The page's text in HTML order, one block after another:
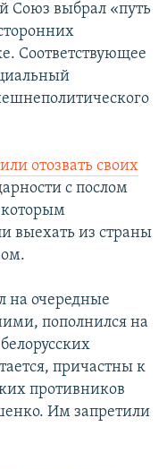
Союз выбрал «путь
Соответствующее
отозвать своих
с послом
выехать из страны
на очередные
пополнился на
причастны к
противников
Им запретили